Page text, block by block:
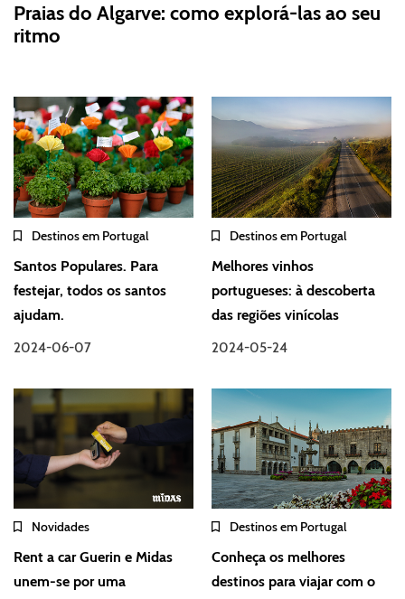
Praias do Algarve: como explorá-las ao seu
ritmo
Destinos em Portugal
Santos Populares. Para
festejar, todos os santos
ajudam.
2024-06-07
Destinos em Portugal
Melhores vinhos
portugueses: à descoberta
das regiões vinícolas
2024-05-24
Novidades
Rent a car Guerin e Midas
unem-se por uma
Destinos em Portugal
Conheça os melhores
destinos para viajar com o